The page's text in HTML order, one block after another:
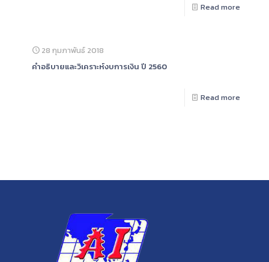
Read more
28 กุมภาพันธ์ 2018
คำอธิบายและวิเคราะห์งบการเงิน ปี 2560
Read more